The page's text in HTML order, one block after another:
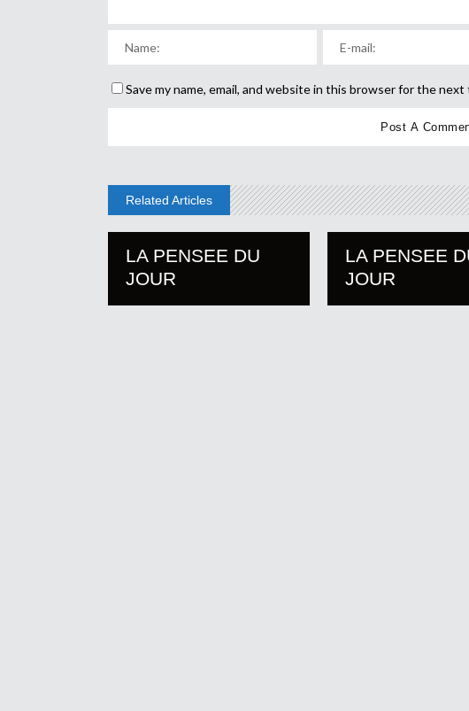
Save my name, email, and website in this browser for the
Related Articles
LA PENSEE DU
JOUR
LA PENSEE
JOUR